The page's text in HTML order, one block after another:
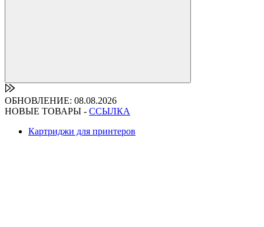
ОБНОВЛЕНИЕ: 08.08.2026
НОВЫЕ ТОВАРЫ - ССЫЛКА
Картриджи для принтеров